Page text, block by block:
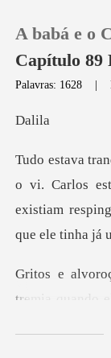
Loja
Histórico
A babá e o
Capítulo 89
Palavras: 1628 |
li
los
existiam
tremia quando